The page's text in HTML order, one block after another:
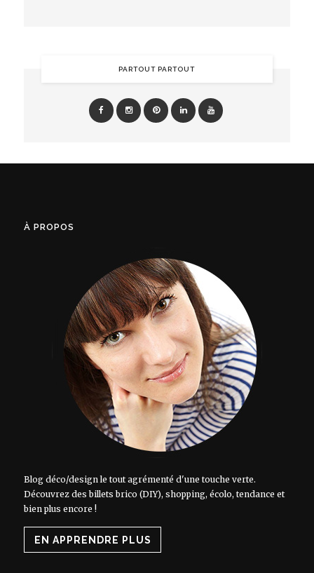
PARTOUT PARTOUT
À PROPOS
Blog déco/design le tout agrémenté d'une touche verte.
Découvrez des billets brico (DIY), shopping, écolo, tendance et
bien plus encore !
EN APPRENDRE PLUS